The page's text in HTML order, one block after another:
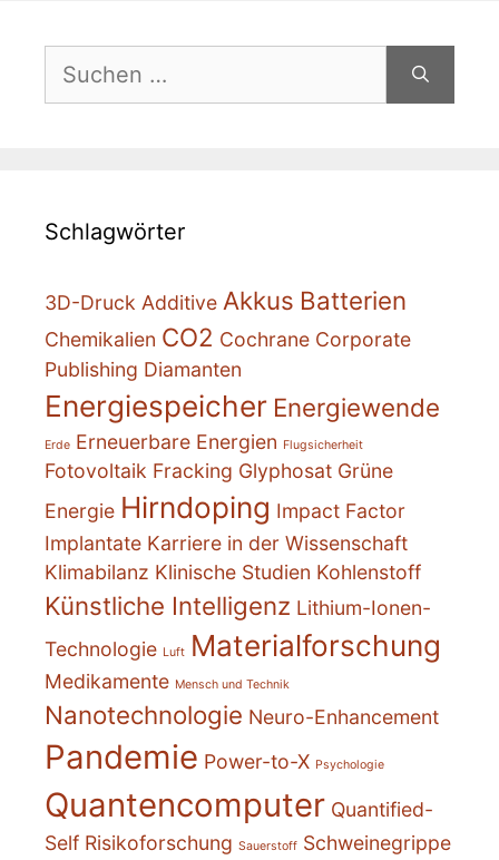
nach:
Schlagwörter
3D-Druck Additive Akkus Batterien
Chemikalien CO2 Cochrane Corporate
Publishing Diamanten
Energiespeicher Energiewende
Erde Erneuerbare Energien Flugsicherheit
Fotovoltaik Fracking Glyphosat Grüne
Energie Hirndoping Impact Factor
Implantate Karriere in der Wissenschaft
Klimabilanz Klinische Studien Kohlenstoff
Künstliche Intelligenz Lithium-Ionen-
Technologie Luft Materialforschung
Medikamente Mensch und Technik
Nanotechnologie Neuro-Enhancement
Pandemie Power-to-X Psychologie
Quantencomputer Quantified-
Self Risikoforschung Sauerstoff Schweinegrippe